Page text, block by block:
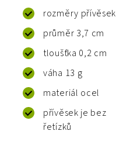
rozměry přívěsek
průměr 3,7 cm
tloušťka 0,2 cm
váha 13 g
materiál ocel
přívěsek je bez
řetízků